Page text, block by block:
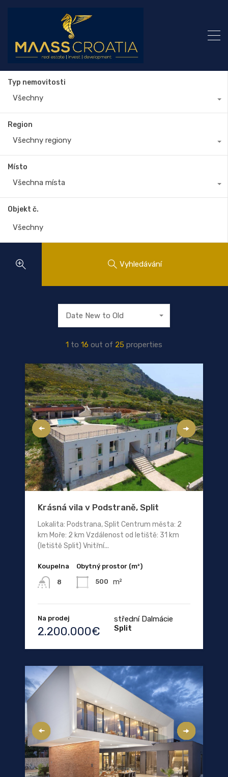
Typ nemovitosti
Všechny
Region
Všechny regiony
Místo
Všechna místa
Objekt č.
Vyhledávání
1 to 16 out of 25 properties
Date New to Old
Krásná vila v Podstraně, Split
Lokalita: Podstrana, Split Centrum města: 2
km Moře: 2 km Vzdálenost od letiště: 31 km
(letiště Split) Vnitřní...
Koupelna
8
Obytný prostor (m²)
500 m²
Na prodej
2.200.000€
střední Dalmácie
Split